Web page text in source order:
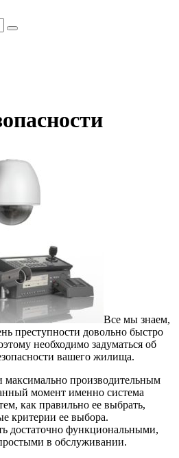
Все мы знаем,
преступности довольно быстро
необходимо задуматься об
вашего жилища.
производительным
момент именно система
как правильно ее выбрать,
критерии ее выбора.
достаточно функциональными,
в обслуживании.